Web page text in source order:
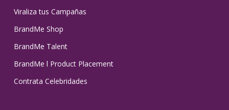
Viraliza tus Campañas
BrandMe Shop
BrandMe Talent
BrandMe l Product Placement
Contrata Celebridades